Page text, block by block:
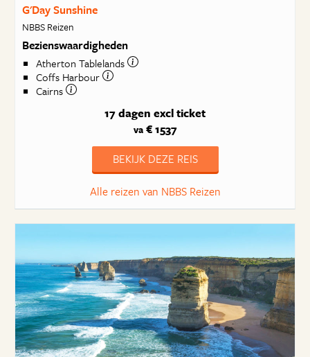
G'Day Sunshine
NBBS Reizen
Bezienswaardigheden
Atherton Tablelands
Coffs Harbour
Cairns
17 dagen excl ticket
va€ 1537
BEKIJK DEZE REIS
Alle reizen van NBBS Reizen